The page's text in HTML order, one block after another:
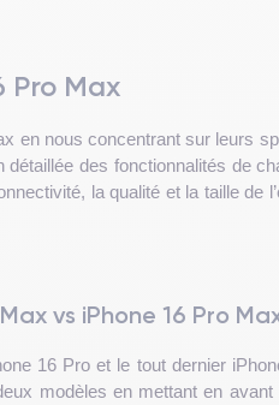
Pro Max
en nous concentrant sur leurs
des fonctionnalités de
la qualité et la taille de
vs iPhone 16 Pro
16 Pro et le tout dernier
modèles en mettant en